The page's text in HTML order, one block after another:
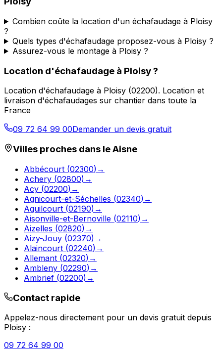
Combien coûte la location d'un échafaudage à Ploisy
?
Quels types d'échafaudage proposez-vous à Ploisy ?
Assurez-vous le montage à Ploisy ?
Location d'échafaudage à Ploisy?
Location d'échafaudage à Ploisy (02200). Location et
livraison d'échafaudages sur chantier dans toute la
France
09 72 64 99 00Demander un devis gratuit
Villes proches dans leAisne
Abbécourt (02300) →
Achery (02800) →
Acy (02200) →
Agnicourt-et-Séchelles (02340) →
Aguilcourt (02190) →
Aisonville-et-Bernoville (02110) →
Aizelles (02820) →
Aizy-Jouy (02370) →
Alaincourt (02240) →
Allemant (02320) →
Ambleny (02290) →
Ambrief (02200) →
Contact rapide
Appelez-nous directement pour un devis gratuit depuis
Ploisy :
09 72 64 99 00